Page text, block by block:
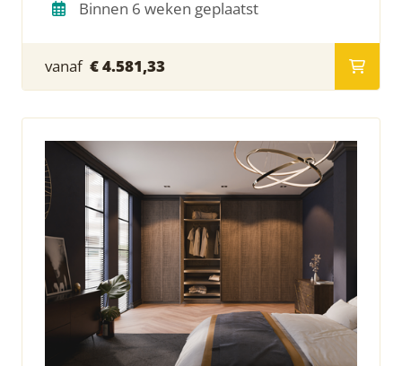
Binnen 6 weken geplaatst
vanaf € 4.581,33